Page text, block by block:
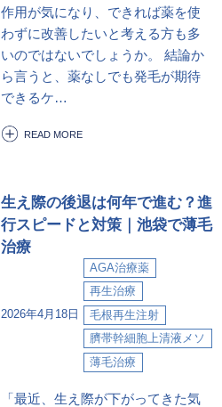
作用が気になり、できれば薬を使
わずに改善したいと考える方も多
いのではないでしょうか。 結論か
ら言うと、薬なしでも発毛が期待
できるケ…
READ MORE
2026年4月18日
AGA治療薬
再生治療
毛根再生注射
臍帯幹細胞上清液メソ
薄毛治療
生え際の後退は何年で進む？進
行スピードと対策｜池袋で薄毛
治療
「最近、生え際が下がってきた気